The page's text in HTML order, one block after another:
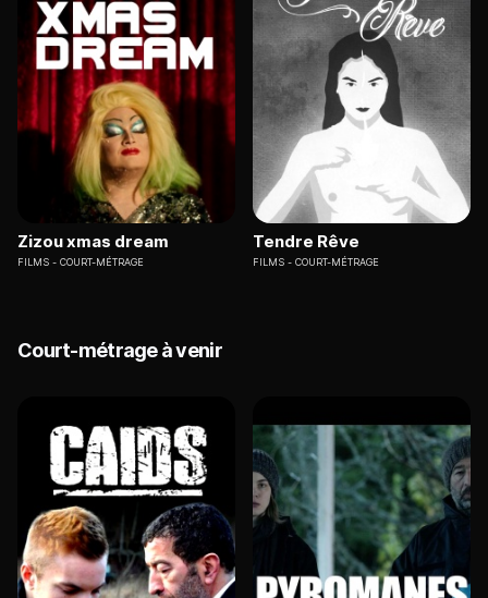
Zizou xmas dream
FILMS COURT-MÉTRAGE
Tendre Rêve
FILMS COURT-MÉTRAGE
Court-métrage à venir